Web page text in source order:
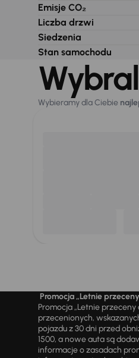
Emisje CO₂
Liczba drzwi
Siedzenia
Stan samochodu
Wybieramy dla Ciebie
Promocja „Letnie
Promocja „Letnie
przecenionych,
pojazdu z 30 dni przed
1500, a nowe auta są
informacje o zasadach